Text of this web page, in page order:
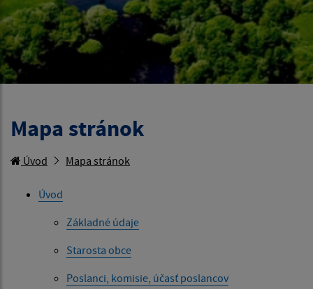
Mapa stránok
Úvod Mapa stránok
Úvod
Základné údaje
Starosta obce
Poslanci, komisie, účasť poslancov